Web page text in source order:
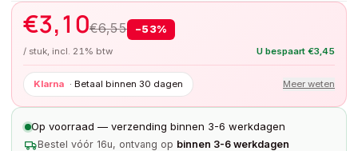
€3,10€6,55 −53%
/ stuk, incl. 21% btw U bespaart €3,45
Klarna · Betaal binnen 30 dagen Meer weten
Op voorraad — verzending binnen 3-6 werkdagen
Bestel vóór 16u, ontvang op binnen 3-6 werkdagen